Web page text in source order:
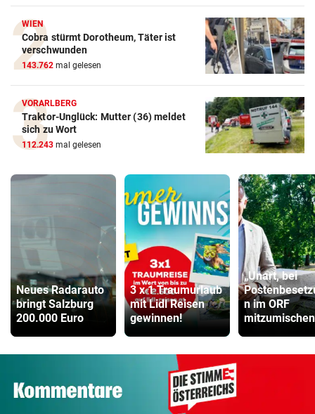
WIEN
Cobra stürmt Dorotheum, Täter ist
verschwunden
143.762 mal gelesen
VORARLBERG
Traktor-Unglück: Mutter (36) meldet
sich zu Wort
112.243 mal gelesen
Neues Radarauto
bringt Salzburg
200.000 Euro
3 x 1 Traumurlaub
mit Lidl Reisen
gewinnen!
„Unart, bei
n im ORF